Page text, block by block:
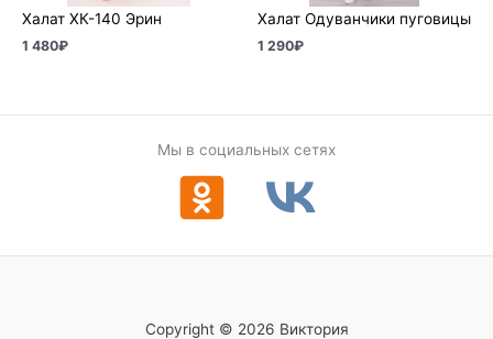
Халат ХК-140 Эрин
1 480₽
Халат Одуванчики пуговицы
1 290₽
Мы в социальных сетях
Copyright © 2026 Виктория